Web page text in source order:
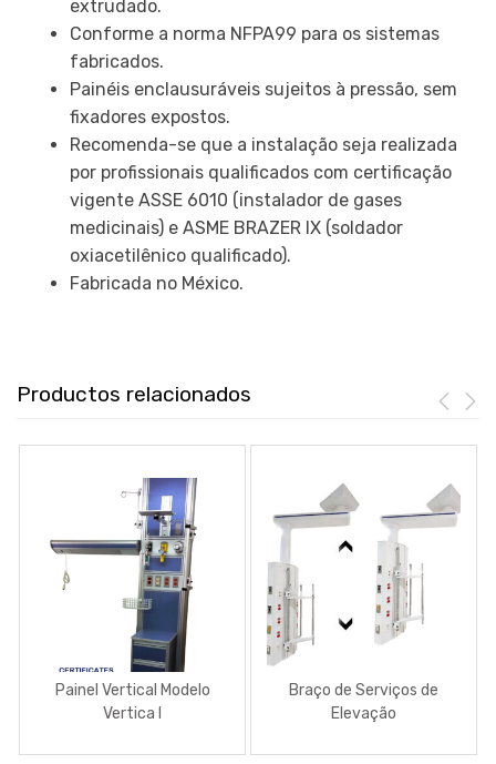
extrudado.
Conforme a norma NFPA99 para os sistemas
fabricados.
Painéis enclausuráveis sujeitos à pressão, sem
fixadores expostos.
Recomenda-se que a instalação seja realizada
por profissionais qualificados com certificação
vigente ASSE 6010 (instalador de gases
medicinais) e ASME BRAZER IX (soldador
oxiacetilênico qualificado).
Fabricada no México.
Productos relacionados
Painel Vertical Modelo
Vertica I
Braço de Serviços de
Elevação